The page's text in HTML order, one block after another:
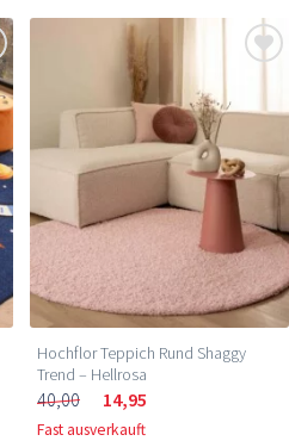
Hochflor Teppich Rund Shaggy
Trend – Hellrosa
40,00 14,95
Fast ausverkauft